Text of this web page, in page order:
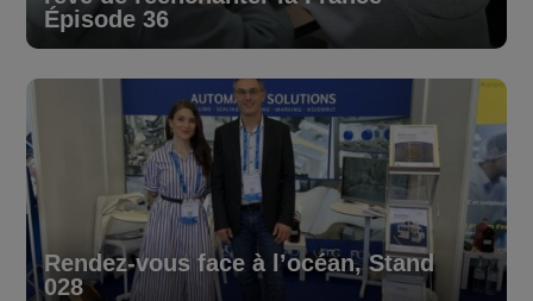
Épisode 36
Rendez-vous face à l’océan, Stand
028